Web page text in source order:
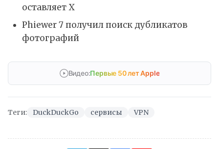
оставляет X
Phiewer 7 получил поиск дубликатов
фотографий
Видео:Первые 50 лет Apple
Теги: DuckDuckGo сервисы VPN